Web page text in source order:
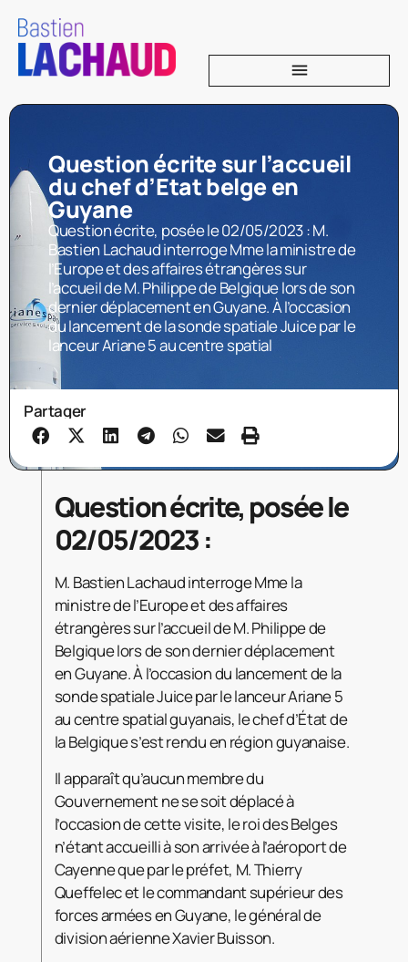
Question écrite sur l’accueil
du chef d’Etat belge en
Guyane
Question écrite, posée le 02/05/2023 : M.
Bastien Lachaud interroge Mme la ministre de
l’Europe et des affaires étrangères sur
l’accueil de M. Philippe de Belgique lors de son
dernier déplacement en Guyane. À l’occasion
du lancement de la sonde spatiale Juice par le
lanceur Ariane 5 au centre spatial
Partager
Question écrite, posée le
02/05/2023 :
M. Bastien Lachaud interroge Mme la
ministre de l’Europe et des affaires
étrangères sur l’accueil de M. Philippe de
Belgique lors de son dernier déplacement
en Guyane. À l’occasion du lancement de la
sonde spatiale Juice par le lanceur Ariane 5
au centre spatial guyanais, le chef d’État de
la Belgique s’est rendu en région guyanaise.
Il apparaît qu’aucun membre du
Gouvernement ne se soit déplacé à
l’occasion de cette visite, le roi des Belges
n’étant accueilli à son arrivée à l’aéroport de
Cayenne que par le préfet, M. Thierry
Queffelec et le commandant supérieur des
forces armées en Guyane, le général de
division aérienne Xavier Buisson.